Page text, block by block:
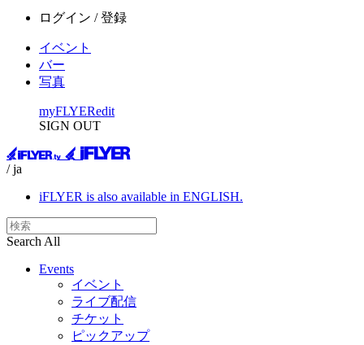
ログイン / 登録
イベント
バー
写真
myFLYERedit
SIGN OUT
/ ja
iFLYER is also available in ENGLISH.
Search All
Events
イベント
ライブ配信
チケット
ピックアップ